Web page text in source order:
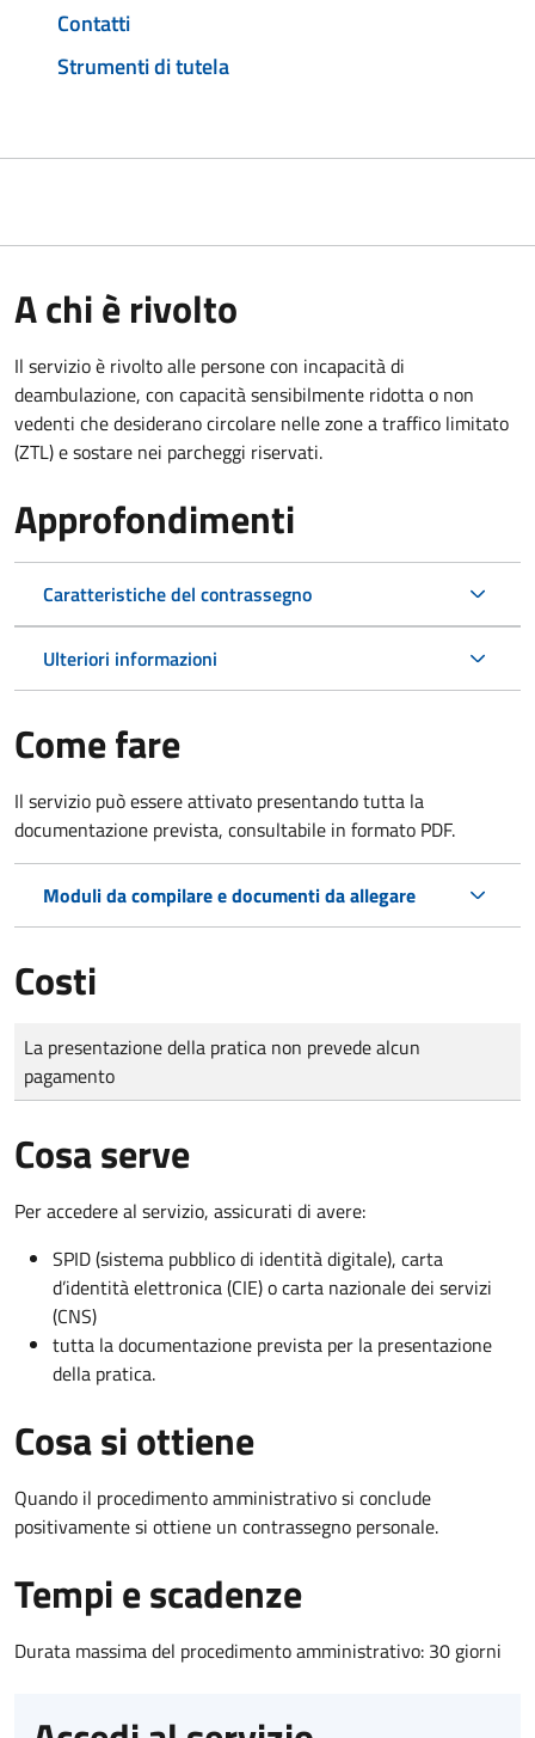
Contatti
Strumenti di tutela
A chi è rivolto
Il servizio è rivolto alle persone con incapacità di
deambulazione, con capacità sensibilmente ridotta o non
vedenti che desiderano circolare nelle zone a traffico limitato
(ZTL) e sostare nei parcheggi riservati.
Approfondimenti
Caratteristiche del contrassegno
Ulteriori informazioni
Come fare
Il servizio può essere attivato presentando tutta la
documentazione prevista, consultabile in formato PDF.
Moduli da compilare e documenti da allegare
Costi
Tipo di pagamento
Importo
La presentazione della pratica non prevede alcun
pagamento
Cosa serve
Per accedere al servizio, assicurati di avere:
SPID (sistema pubblico di identità digitale), carta
d’identità elettronica (CIE) o carta nazionale dei servizi
(CNS)
tutta la documentazione prevista per la presentazione
della pratica.
Cosa si ottiene
Quando il procedimento amministrativo si conclude
positivamente si ottiene un contrassegno personale.
Tempi e scadenze
Durata massima del procedimento amministrativo: 30 giorni